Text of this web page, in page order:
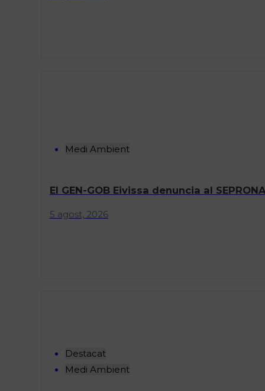
Medi Ambient
El GEN-GOB Eivissa denuncia al
5 agost, 2026
Destacat
Medi Ambient